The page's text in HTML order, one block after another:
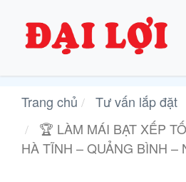
Trang chủ
Tư vấn lắp đặt
🏆 LÀM MÁI BẠT XẾP
HÀ TĨNH – QUẢNG BÌNH –